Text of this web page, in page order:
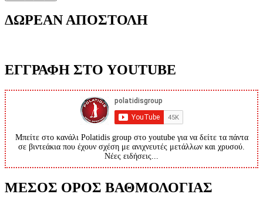
ΔΩΡΕΑΝ ΑΠΟΣΤΟΛΗ
ΕΓΓΡΑΦΗ ΣΤΟ YOUTUBE
Μπείτε στο κανάλι Polatidis group στο youtube για να δείτε τα πάντα
σε βιντεάκια που έχουν σχέση με ανιχνευτές μετάλλων και χρυσού.
Νέες ειδήσεις...
ΜΕΣΟΣ ΟΡΟΣ ΒΑΘΜΟΛΟΓΙΑΣ